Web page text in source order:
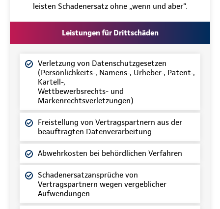
leisten Schadenersatz ohne „wenn und aber“.
Leistungen für Drittschäden
Verletzung von Datenschutzgesetzen
(Persönlichkeits-, Namens-, Urheber-, Patent-,
Kartell-,
Wettbewerbsrechts- und
Markenrechtsverletzungen)
Freistellung von Vertragspartnern aus der
beauftragten Datenverarbeitung
Abwehrkosten bei behördlichen Verfahren
Schadenersatzansprüche von
Vertragspartnern wegen vergeblicher
Aufwendungen